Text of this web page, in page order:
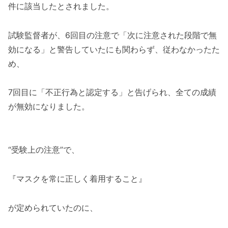
件に該当したとされました。
試験監督者が、6回目の注意で「次に注意された段階で無
効になる」と警告していたにも関わらず、従わなかったた
め、
7回目に「不正行為と認定する」と告げられ、全ての成績
が無効になりました。
“受験上の注意”で、
『マスクを常に正しく着用すること』
が定められていたのに、